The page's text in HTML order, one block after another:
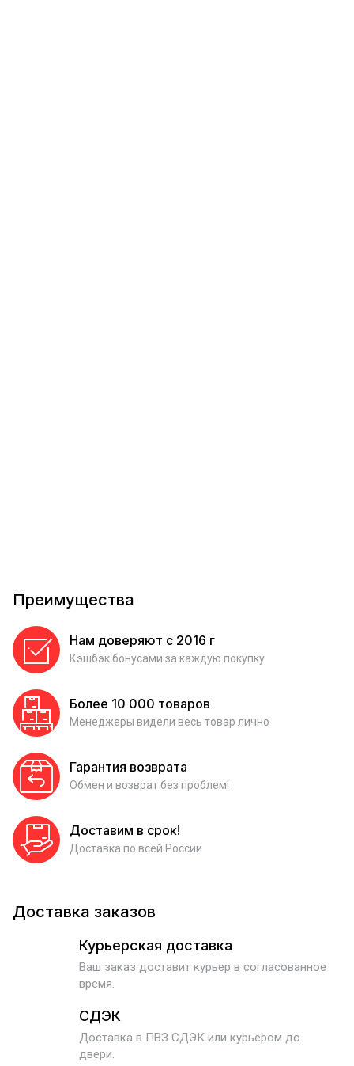
Преимущества
Нам доверяют с 2016 г
Кэшбэк бонусами за каждую покупку
Более 10 000 товаров
Менеджеры видели весь товар лично
Гарантия возврата
Обмен и возврат без проблем!
Доставим в срок!
Доставка по всей России
Доставка заказов
Курьерская доставка
Ваш заказ доставит курьер в согласованное
время.
СДЭК
Доставка в ПВЗ СДЭК или курьером до
двери.